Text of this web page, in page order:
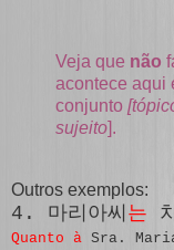
Veja que não
acontece aqui
conjunto
sujeito].
Outros exemplos:
4. 마리아씨 는
Quanto à Sra.